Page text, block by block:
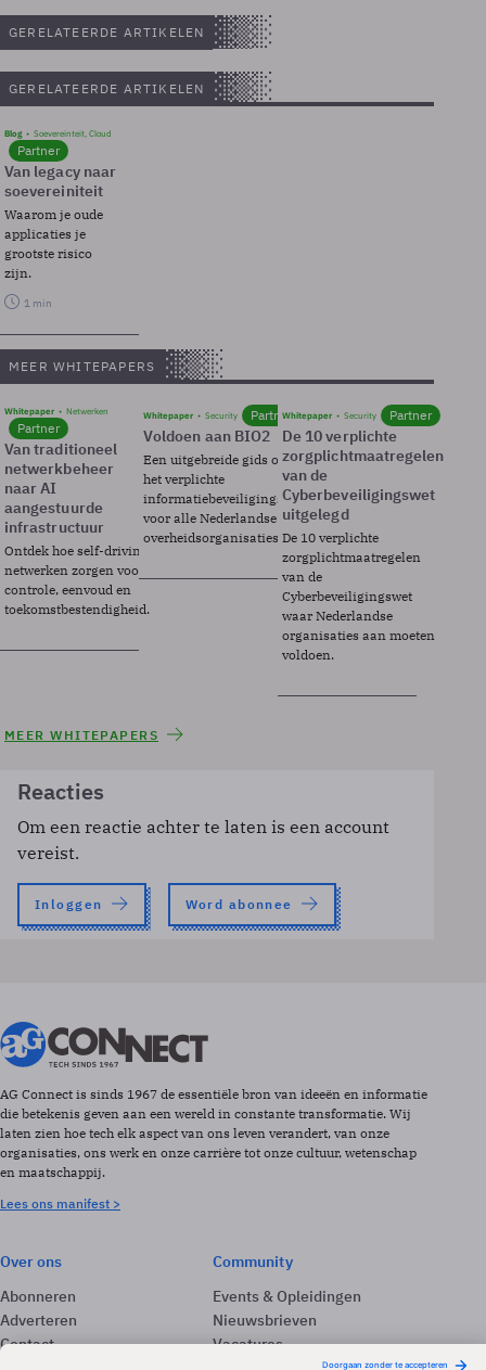
GERELATEERDE ARTIKELEN
GERELATEERDE ARTIKELEN
Blog Soevereinteit, Cloud
Partner
Van legacy naar
soevereiniteit
Waarom je oude
applicaties je
grootste risico
zijn.
1 min
MEER WHITEPAPERS
Whitepaper Netwerken
Partner
Van traditioneel
netwerkbeheer
naar AI
aangestuurde
infrastructuur
Ontdek hoe self-driving
netwerken zorgen voor
controle, eenvoud en
toekomstbestendigheid.
Whitepaper Security Partner
Voldoen aan BIO2
Een uitgebreide gids over BIO2,
het verplichte
informatiebeveiligingsframework
voor alle Nederlandse
overheidsorganisaties.
Whitepaper Security Partner
De 10 verplichte
zorgplichtmaatregelen
van de
Cyberbeveiligingswet
uitgelegd
De 10 verplichte
zorgplichtmaatregelen
van de
Cyberbeveiligingswet
waar Nederlandse
organisaties aan moeten
voldoen.
MEER WHITEPAPERS
Reacties
Om een reactie achter te laten is een account
vereist.
Inloggen Word abonnee
AG Connect is sinds 1967 de essentiële bron van ideeën en informatie
die betekenis geven aan een wereld in constante transformatie. Wij
laten zien hoe tech elk aspect van ons leven verandert, van onze
organisaties, ons werk en onze carrière tot onze cultuur, wetenschap
en maatschappij.
Lees ons manifest >
Over ons
Abonneren
Adverteren
Contact
Community
Events & Opleidingen
Nieuwsbrieven
Vacatures